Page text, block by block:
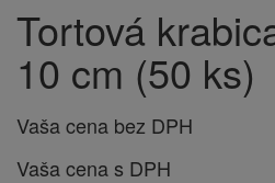
Tortová
10 cm (50 ks)
Vaša cena bez DPH
Vaša cena s DPH